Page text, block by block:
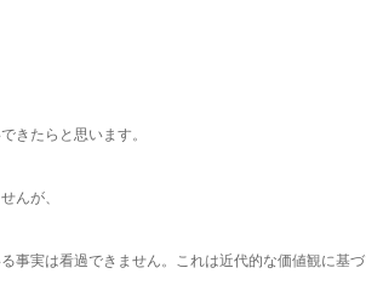
きたらと思います。
んが、
事実は看過できません。これは近代的な価値観に基づ